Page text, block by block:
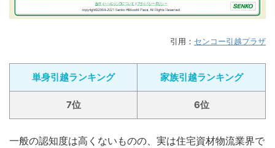
引用： センコー引越プラザ
単身引越ランキング 家族引越ランキング
7位 6位
一般の認知度は高くないものの、実は住宅資材物流業界で